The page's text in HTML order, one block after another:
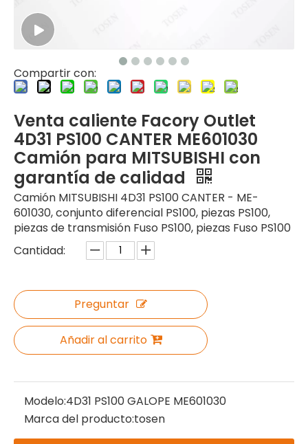
Compartir con:
Venta caliente Facory Outlet
4D31 PS100 CANTER ME601030
Camión para MITSUBISHI con
garantía de calidad
Camión MITSUBISHI 4D31 PS100 CANTER - ME-
601030, conjunto diferencial PS100, piezas PS100,
piezas de transmisión Fuso PS100, piezas Fuso PS100
Cantidad:
Preguntar
Añadir al carrito
Modelo:4D31 PS100 GALOPE ME601030
Marca del producto:tosen